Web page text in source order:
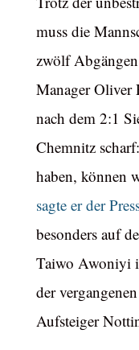
muss die
zwölf
Manager Oliver
nach dem 2:1
Chemnitz
haben, können
sagte er der
besonders auf
Taiwo Awoniyi
der
Aufsteiger